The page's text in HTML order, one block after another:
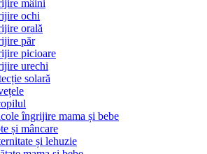
mâini
ochi
orală
păr
picioare
urechi
solară
îngrijire mama și bebe
și mâncare
și lehuzie